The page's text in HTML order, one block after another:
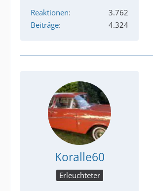
Reaktionen
3.762
Beiträge
4.324
Koralle60
Erleuchteter